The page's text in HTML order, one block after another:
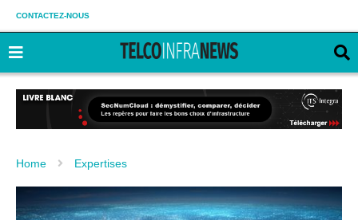
CONTACTEZ-NOUS
Home Expertises